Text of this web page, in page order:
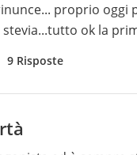
proprio oggi
ok la
nonostante le
o se è meglio
9 Risposte